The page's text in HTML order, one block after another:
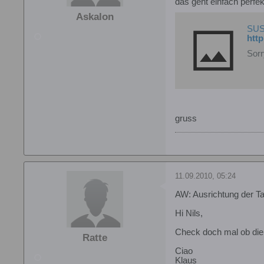
Askalon
gruss
Ratte
11.09.2010, 05:24
AW: Ausrichtung der
Hi Nils,
Check doch mal ob
Ciao
Klaus